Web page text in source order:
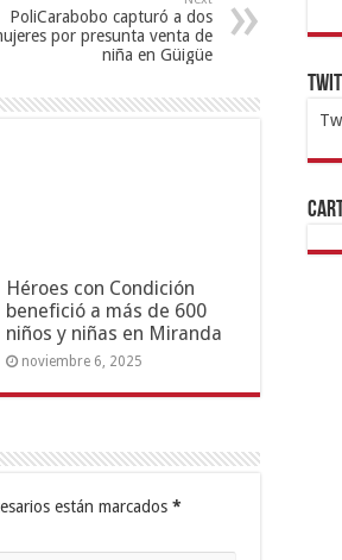
PoliCarabobo capturó a dos
por presunta venta de
niña en Güigüe
Héroes con Condición
benefició a más de 600
niños y niñas en Miranda
noviembre 6, 2025
están marcados *